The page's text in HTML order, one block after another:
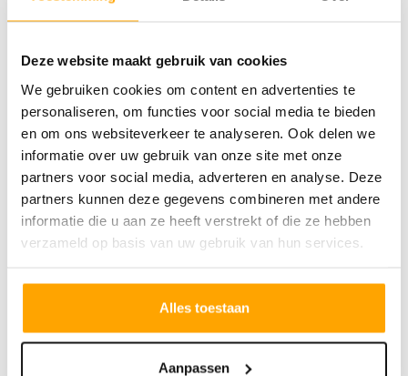
Deze website maakt gebruik van cookies
We gebruiken cookies om content en advertenties te
personaliseren, om functies voor social media te bieden
en om ons websiteverkeer te analyseren. Ook delen we
informatie over uw gebruik van onze site met onze
partners voor social media, adverteren en analyse. Deze
partners kunnen deze gegevens combineren met andere
informatie die u aan ze heeft verstrekt of die ze hebben
verzameld op basis van uw gebruik van hun services.
Alles toestaan
Aanpassen
circa 50 m² tot maar liefst 120 m².
De bouw start naar verwachting in het vierde
kwartaal van 2025.
Wonen in Victoria, leven in Tilburg. Waar
anders?
Type H1 – Slim ingedeeld appartement met
uitzicht op de St. Jozefkerk
van woontoren Victoria vind je dit
comfortabele appartement aan de oostzijde,
met een bijzonder uitzicht op de St.